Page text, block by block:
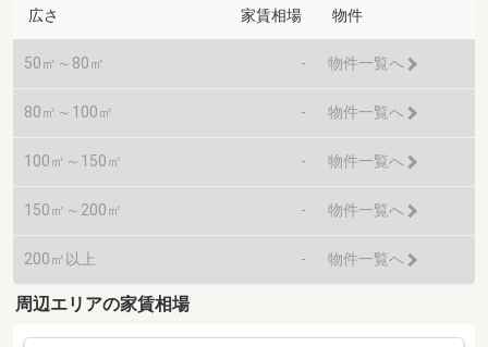
広さ 家賃相場 物件
50㎡～80㎡ - 物件一覧へ
80㎡～100㎡ - 物件一覧へ
100㎡～150㎡ - 物件一覧へ
150㎡～200㎡ - 物件一覧へ
200㎡以上 - 物件一覧へ
周辺エリアの家賃相場